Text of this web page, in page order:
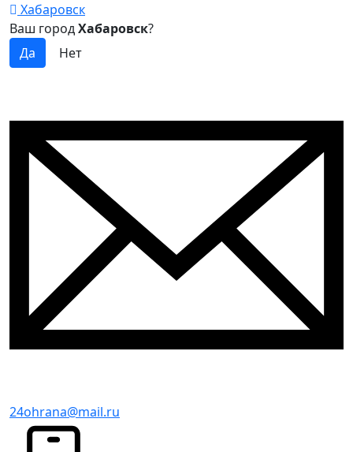
Хабаровск
Ваш городХабаровск?
24ohrana@mail.ru